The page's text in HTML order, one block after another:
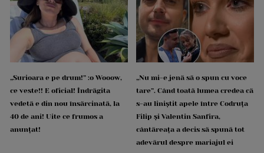
„Surioara e pe drum!” :o Wooow,
ce veste!! E oficial! Îndrăgita
vedetă e din nou însărcinată, la
40 de ani! Uite ce frumos a
anunțat!
„Nu mi-e jenă să o spun cu voce
tare”. Când toată lumea credea că
s-au liniștit apele între Codruța
Filip și Valentin Sanfira,
cântăreața a decis să spună tot
adevărul despre mariajul ei